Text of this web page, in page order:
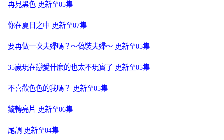
再見黑色 更新至05集
你在夏日之中 更新至07集
要再做一次夫婦嗎？～偽裝夫婦～ 更新至05集
35嵗現在戀愛什麽的也太不現實了 更新至05集
不喜歡色色的我嗎？ 更新至05集
鏇轉亮片 更新至06集
尾調 更新至04集